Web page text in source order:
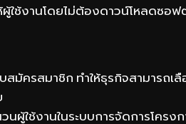
ผู้ใช้งานโดยไม่ต้องดาวน์โหลดซอฟ
สมัครสมาชิก ทำให้ธุรกิจสามารถเ
ผู้ใช้งานในระบบการจัดการโครง